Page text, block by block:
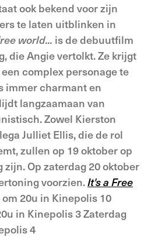
ook bekend voor zijn
te laten uitblinken in
world... is de debuutfilm
die Angie vertolkt. Ze krijgt
complex personage te
immer charmant en
langzaamaan van
Zowel Kierston
Julliet Ellis, die de rol
zullen op 19 oktober op
Op zaterdag 20 oktober
voorzien.It's a Free
20u in Kinepolis 10
in Kinepolis 3 Zaterdag
4